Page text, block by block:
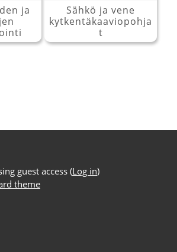
ja
Sähkö ja vene
kytkentäkaaviopohja
t
guest access (Log in)
theme